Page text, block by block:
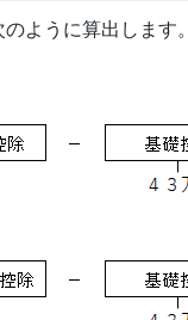
ように算出します。